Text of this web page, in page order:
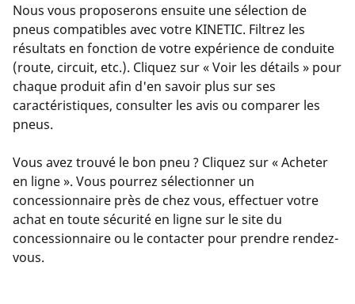
Nous vous proposerons ensuite une sélection de
pneus compatibles avec votre KINETIC. Filtrez les
résultats en fonction de votre expérience de conduite
(route, circuit, etc.). Cliquez sur « Voir les détails » pour
chaque produit afin d'en savoir plus sur ses
caractéristiques, consulter les avis ou comparer les
pneus.
Vous avez trouvé le bon pneu ? Cliquez sur « Acheter
en ligne ». Vous pourrez sélectionner un
concessionnaire près de chez vous, effectuer votre
achat en toute sécurité en ligne sur le site du
concessionnaire ou le contacter pour prendre rendez-
vous.